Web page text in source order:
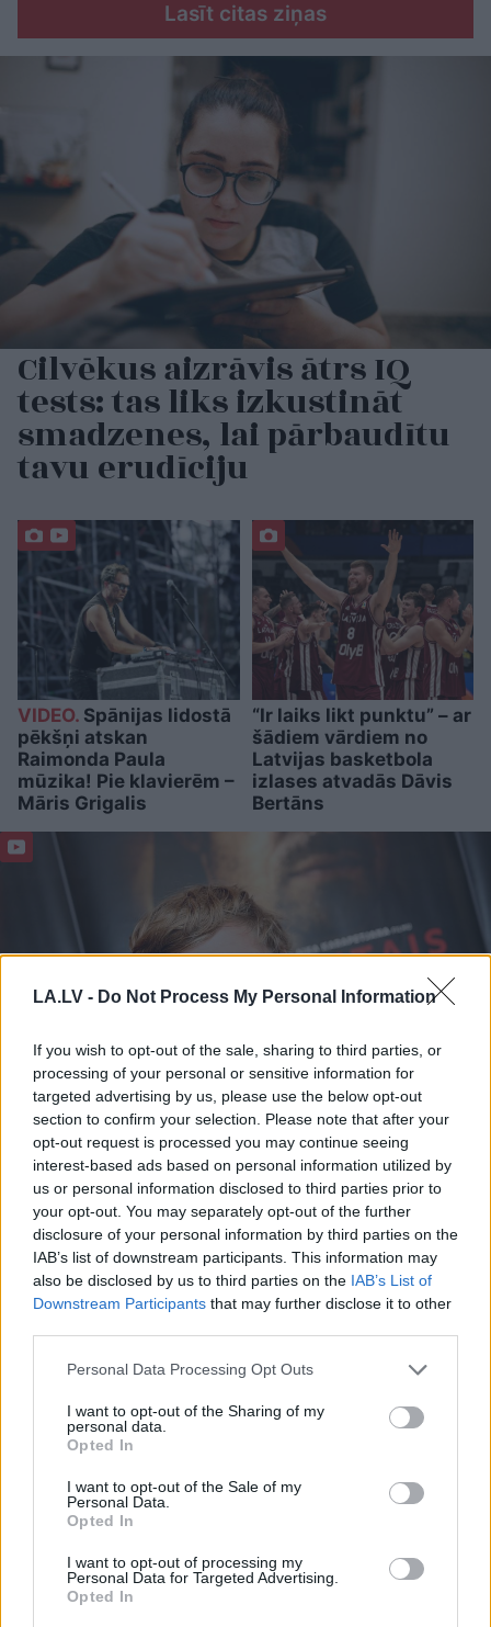
LA.LV - Do Not Process My Personal Information
If you wish to opt-out of the sale, sharing to third parties, or
processing of your personal or sensitive information for
targeted advertising by us, please use the below opt-out
section to confirm your selection. Please note that after your
opt-out request is processed you may continue seeing
interest-based ads based on personal information utilized by
us or personal information disclosed to third parties prior to
your opt-out. You may separately opt-out of the further
disclosure of your personal information by third parties on the
IAB’s list of downstream participants. This information may
also be disclosed by us to third parties on the IAB’s List of
Downstream Participants that may further disclose it to other
Please note that this website/app uses one or more Google
not limited to your visit or usage behaviour. You may click to
grant or deny consent to Google and its third-party tags to
use your data for below specified purposes in below Google
consent section.
Personal Data Processing Opt Outs
I want to opt-out of the Sharing of my
personal data.
Opted In
I want to opt-out of the Sale of my
Personal Data.
Opted In
I want to opt-out of processing my
Personal Data for Targeted Advertising.
Opted In
Lasīt citas ziņas
Cilvēkus aizrāvis ātrs IQ
tests: tas liks izkustināt
smadzenes, lai pārbaudītu
tavu erudīciju
VIDEO. Spānijas lidostā
pēkšņi atskan
Raimonda Paula
mūzika! Pie klavierēm –
Māris Grigalis
“Ir laiks likt punktu” – ar
šādiem vārdiem no
Latvijas basketbola
izlases atvadās Dāvis
Bertāns
“Tev pārbrauks ar tanku
pāri!” Kaspars Zāle Dailes
teātra skandāla laikā
saņēmis draudus
LASĪTĀKIE
erudīciju
Vaiesi izvilcis laimīgo lozi? Lūk, par
kādām sievām kļūst katrā mēnesī
VIDEO. Spānijas lidostā pēkšņi atskan
Raimonda Paula mūzika! Pie klavierēm –
Māris Grigalis